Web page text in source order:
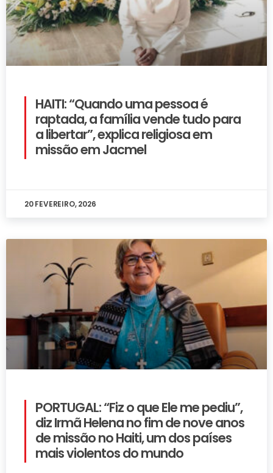
HAITI: “Quando uma pessoa é
raptada, a família vende tudo para
a libertar”, explica religiosa em
missão em Jacmel
20 FEVEREIRO, 2026
PORTUGAL: “Fiz o que Ele me pediu”,
diz Irmã Helena no fim de nove anos
de missão no Haiti, um dos países
mais violentos do mundo